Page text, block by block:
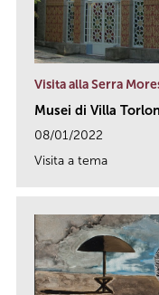
Visita alla Serra
Musei di Villa
08/01/2022
Visita a tema